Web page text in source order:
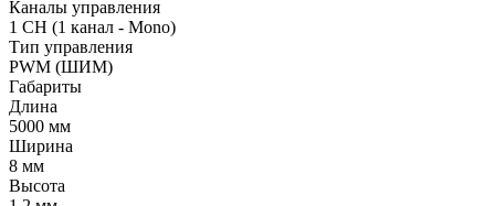
Каналы управления
1 CH (1 канал - Mono)
Тип управления
PWM (ШИМ)
Габариты
Длина
5000 мм
Ширина
8 мм
Высота